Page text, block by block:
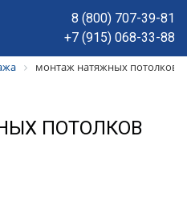
8 (800) 707-39-81
+7 (915) 068-33-88
монтаж натяжных потолков
ПОТОЛКОВ